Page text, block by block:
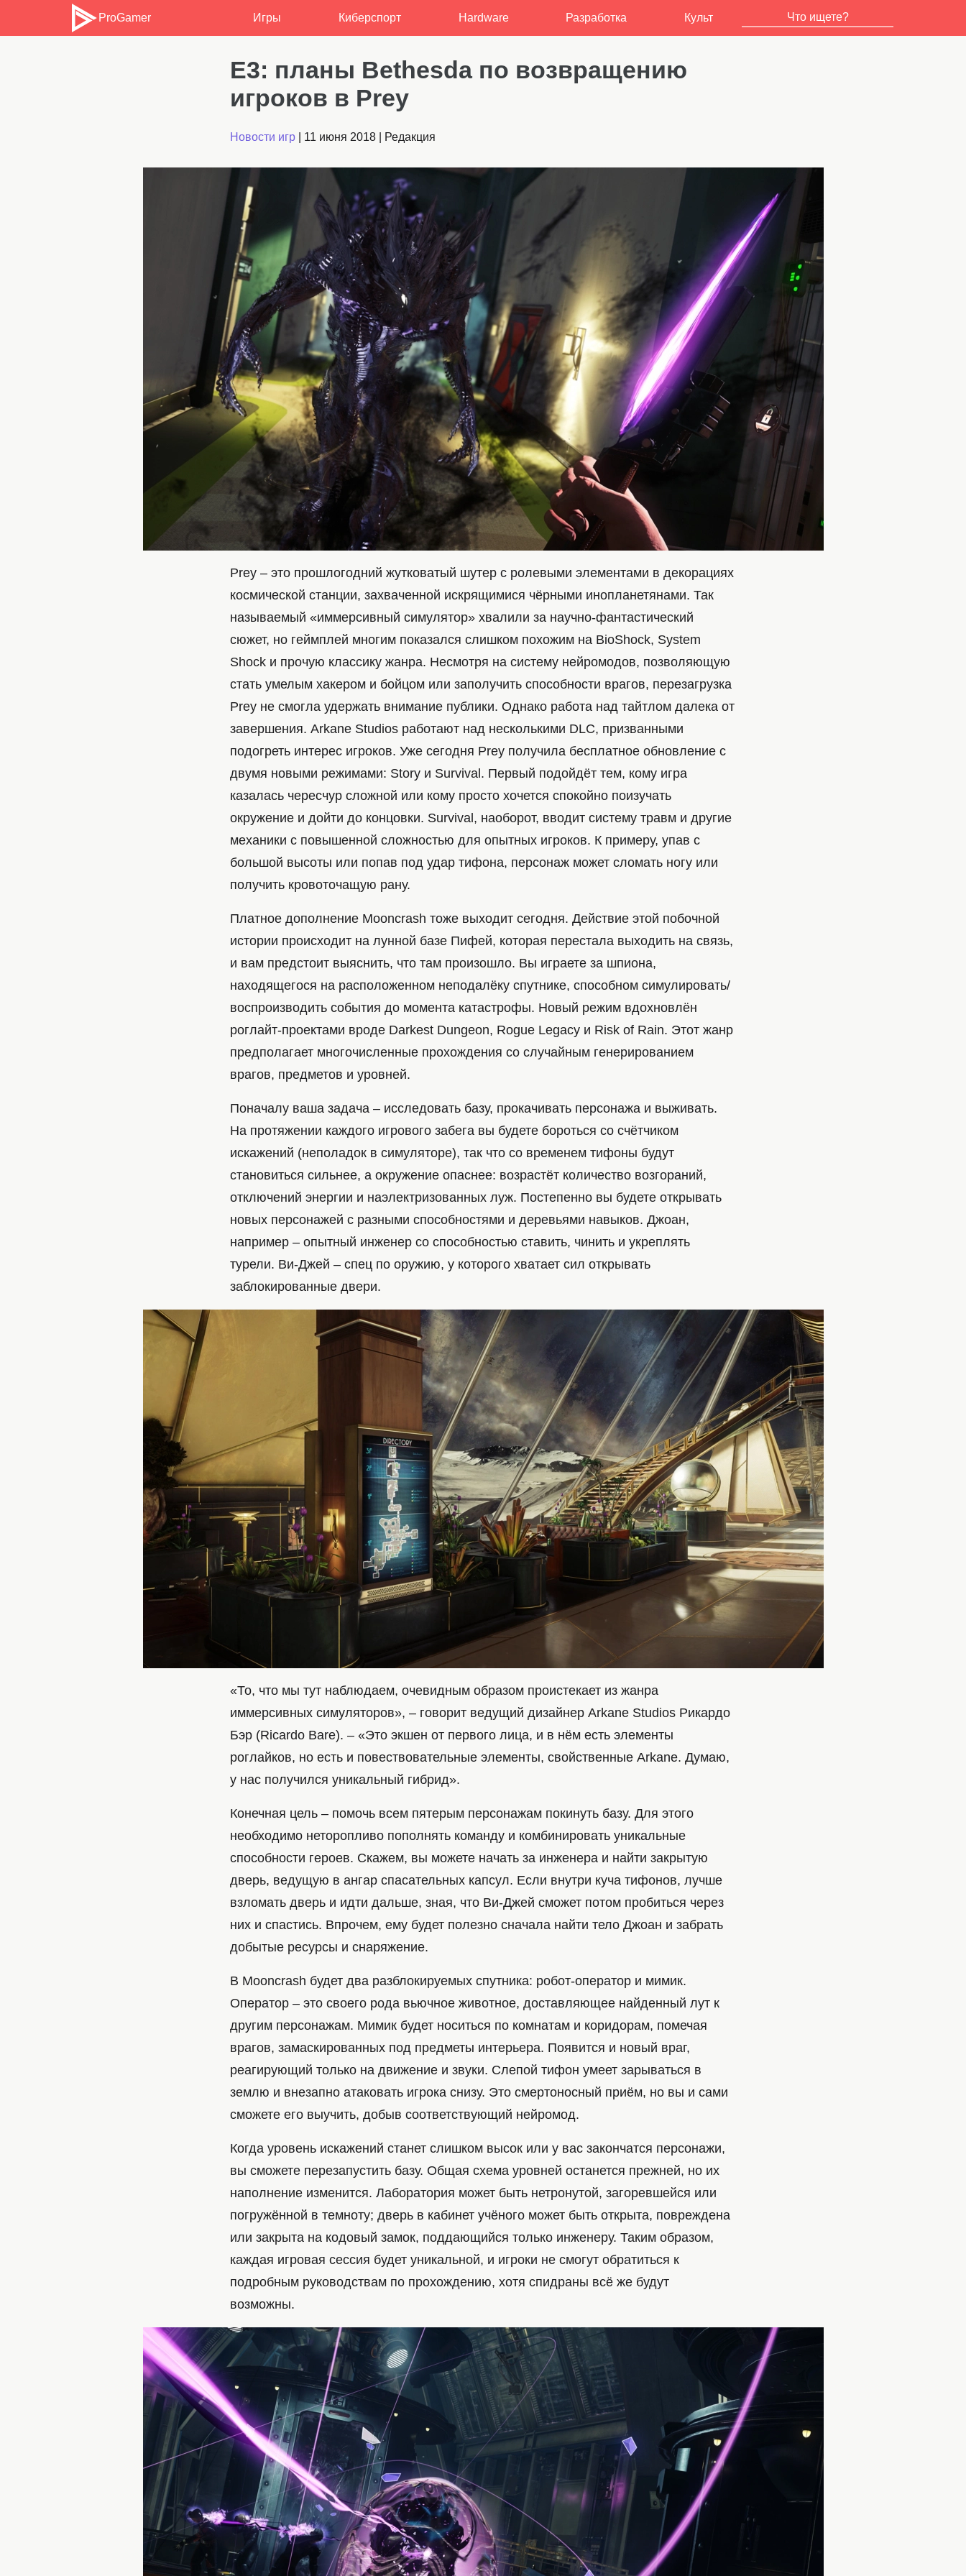
ProGamer Игры Киберспорт Hardware Разработка Культ
E3: планы Bethesda по возвращению
игроков в Prey
Новости игр 11 июня 2018 Редакция
Prey – это прошлогодний жутковатый шутер с ролевыми элементами в декорациях
космической станции, захваченной искрящимися чёрными инопланетянами. Так
называемый «иммерсивный симулятор» хвалили за научно-фантастический
сюжет, но геймплей многим показался слишком похожим на BioShock, System
Shock и прочую классику жанра. Несмотря на систему нейромодов, позволяющую
стать умелым хакером и бойцом или заполучить способности врагов, перезагрузка
Prey не смогла удержать внимание публики. Однако работа над тайтлом далека от
завершения. Arkane Studios работают над несколькими DLC, призванными
подогреть интерес игроков. Уже сегодня Prey получила бесплатное обновление с
двумя новыми режимами: Story и Survival. Первый подойдёт тем, кому игра
казалась чересчур сложной или кому просто хочется спокойно поизучать
окружение и дойти до концовки. Survival, наоборот, вводит систему травм и другие
механики с повышенной сложностью для опытных игроков. К примеру, упав с
большой высоты или попав под удар тифона, персонаж может сломать ногу или
получить кровоточащую рану.
Платное дополнение Mooncrash тоже выходит сегодня. Действие этой побочной
истории происходит на лунной базе Пифей, которая перестала выходить на связь,
и вам предстоит выяснить, что там произошло. Вы играете за шпиона,
находящегося на расположенном неподалёку спутнике, способном симулировать/
воспроизводить события до момента катастрофы. Новый режим вдохновлён
роглайт-проектами вроде Darkest Dungeon, Rogue Legacy и Risk of Rain. Этот жанр
предполагает многочисленные прохождения со случайным генерированием
врагов, предметов и уровней.
Поначалу ваша задача – исследовать базу, прокачивать персонажа и выживать.
На протяжении каждого игрового забега вы будете бороться со счётчиком
искажений (неполадок в симуляторе), так что со временем тифоны будут
становиться сильнее, а окружение опаснее: возрастёт количество возгораний,
отключений энергии и наэлектризованных луж. Постепенно вы будете открывать
новых персонажей с разными способностями и деревьями навыков. Джоан,
например – опытный инженер со способностью ставить, чинить и укреплять
турели. Ви-Джей – спец по оружию, у которого хватает сил открывать
заблокированные двери.
«То, что мы тут наблюдаем, очевидным образом проистекает из жанра
иммерсивных симуляторов», – говорит ведущий дизайнер Arkane Studios Рикардо
Бэр (Ricardo Bare). – «Это экшен от первого лица, и в нём есть элементы
роглайков, но есть и повествовательные элементы, свойственные Arkane. Думаю,
у нас получился уникальный гибрид».
Конечная цель – помочь всем пятерым персонажам покинуть базу. Для этого
необходимо неторопливо пополнять команду и комбинировать уникальные
способности героев. Скажем, вы можете начать за инженера и найти закрытую
дверь, ведущую в ангар спасательных капсул. Если внутри куча тифонов, лучше
взломать дверь и идти дальше, зная, что Ви-Джей сможет потом пробиться через
них и спастись. Впрочем, ему будет полезно сначала найти тело Джоан и забрать
добытые ресурсы и снаряжение.
В Mooncrash будет два разблокируемых спутника: робот-оператор и мимик.
Оператор – это своего рода вьючное животное, доставляющее найденный лут к
другим персонажам. Мимик будет носиться по комнатам и коридорам, помечая
врагов, замаскированных под предметы интерьера. Появится и новый враг,
реагирующий только на движение и звуки. Слепой тифон умеет зарываться в
землю и внезапно атаковать игрока снизу. Это смертоносный приём, но вы и сами
сможете его выучить, добыв соответствующий нейромод.
Когда уровень искажений станет слишком высок или у вас закончатся персонажи,
вы сможете перезапустить базу. Общая схема уровней останется прежней, но их
наполнение изменится. Лаборатория может быть нетронутой, загоревшейся или
погружённой в темноту; дверь в кабинет учёного может быть открыта, повреждена
или закрыта на кодовый замок, поддающийся только инженеру. Таким образом,
каждая игровая сессия будет уникальной, и игроки не смогут обратиться к
подробным руководствам по прохождению, хотя спидраны всё же будут
возможны.